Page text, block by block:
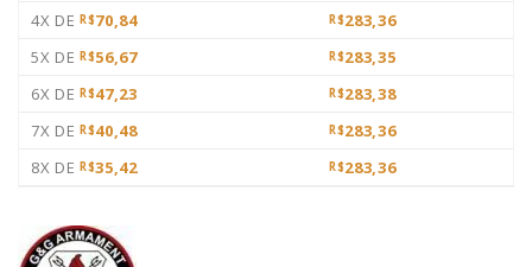
4X DE R$70,84 R$283,36
5X DE R$56,67 R$283,35
6X DE R$47,23 R$283,38
7X DE R$40,48 R$283,36
8X DE R$35,42 R$283,36